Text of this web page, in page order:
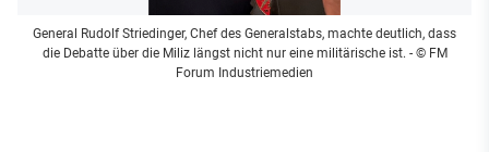
General Rudolf Striedinger, Chef des Generalstabs, machte deutlich, dass
die Debatte über die Miliz längst nicht nur eine militärische ist. - © FM
Forum Industriemedien